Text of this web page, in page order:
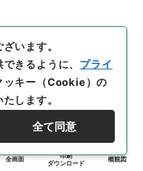
全画面
印刷
ダウンロード
概観図
います。
きるように、 プライ
ッキー（Cookie）の
します。
全て同意